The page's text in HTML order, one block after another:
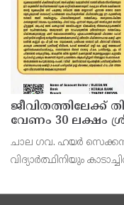
ജീവിതത്തിലേക്ക്
വേണം 30 ലക്ഷം
കാരുണ്യത്തിൻ്റെ
ചാല ഗവ. ഹയർ
വിദ്യാർത്ഥിനിയും
വൃക്കരോഗത്തോട്